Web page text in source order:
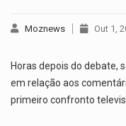
Moznews Out 1,
Horas depois do debate,
em relação aos
primeiro confronto